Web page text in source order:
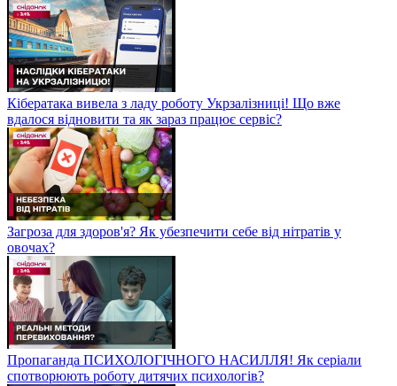
Кібератака вивела з ладу роботу Укрзалізниці! Що вже
вдалося відновити та як зараз працює сервіс?
Загроза для здоров'я? Як убезпечити себе від нітратів у
овочах?
Пропаганда ПСИХОЛОГІЧНОГО НАСИЛЛЯ! Як серіали
спотворюють роботу дитячих психологів?